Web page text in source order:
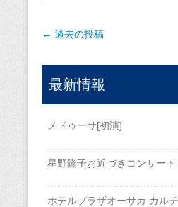
投稿ナビゲーション
← 過去の投稿
最新情報
メドゥーサ[初演]
星野隆子お近づきコンサー
ホテルプラザオーサカ カル